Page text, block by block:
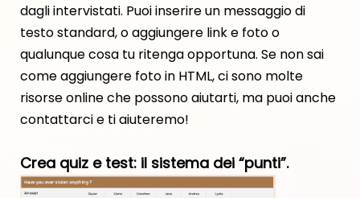
dagli intervistati. Puoi inserire un messaggio di
testo standard, o aggiungere link e foto o
qualunque cosa tu ritenga opportuna. Se non sai
come aggiungere foto in HTML, ci sono molte
risorse online che possono aiutarti, ma puoi anche
contattarci e ti aiuteremo!
Crea quiz e test: il sistema dei “punti”.